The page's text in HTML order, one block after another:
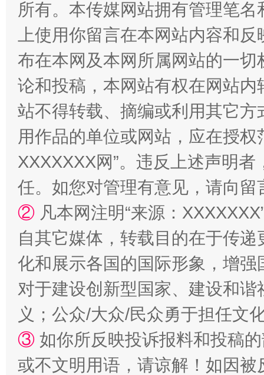
站台名比不上好声名
招工难、用工荒背后
所有。本传媒网站拥有管理笔
上使用你留言在本网站内容和
布在本网及本网所属网站的一
论和投稿，本网站有权在网站
站不得转载、摘编或利用其它
用作品的单位或网站，应在授
XXXXXXX网”。违反上述声明
任。如您对管理有意见，请向
② 凡本网注明“来源：
自其它媒体，转载目的在于传
化和展示各国的国际形象，增
对于建设创新型国家、建设和
义；公众/大众/民众勇于担任文
③ 如你所反映投诉报料和投稿
或不文明用语，请谅解！如因